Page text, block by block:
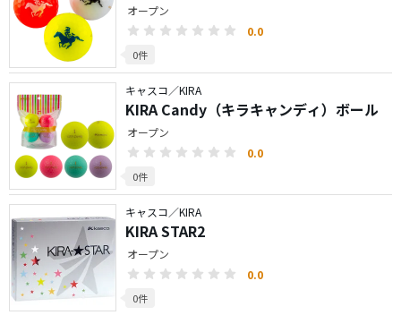
オープン
0.0
0件
キャスコ／KIRA
KIRA Candy（キラキャンディ）ボール
オープン
0.0
0件
キャスコ／KIRA
KIRA STAR2
オープン
0.0
0件